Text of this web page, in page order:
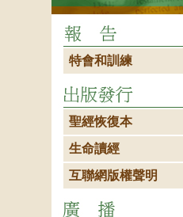
特會和訓練
聖經恢復本
生命讀經
互聯網版權聲明